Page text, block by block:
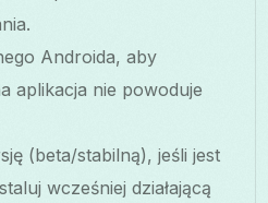
Androida, aby
aplikacja nie powoduje
(beta/stabilną), jeśli jest
wcześniej działającą